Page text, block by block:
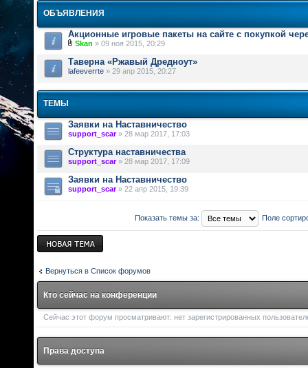
ОБЪЯВЛЕНИЯ
Акционные игровые пакеты на сайте с покупкой
Skan » 09 ноя 2015, 20:29
Таверна «Ржавый Дредноут»
lafeeverrte » 29 апр 2015, 20:27
ТЕМЫ
Заявки на Наставничество
support_scar» 28 мар 2017, 17:03
Структура наставничества
support_scar» 28 мар 2017, 17:09
Заявки на Наставничество
support_scar» 22 апр 2015, 19:39
Показать темы за: Поле
Новая тема
Вернуться в Список форумов
Кто сейчас на конференции
Сейчас этот форум просматривают: нет зарегистрированных
Права доступа